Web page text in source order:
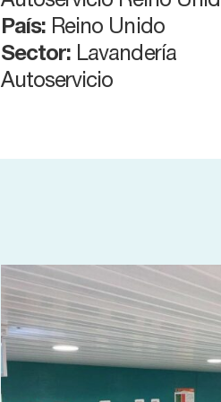
País: Reino Unido
Sector: Lavandería
Autoservicio